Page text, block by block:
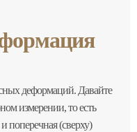
деформаций. Давайте
измерении, то есть
поперечная (сверху)